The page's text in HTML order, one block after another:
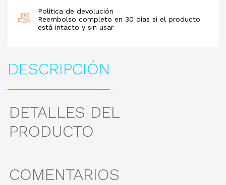
Política de devolución
Reembolso completo en 30 días si el producto
está intacto y sin usar
DESCRIPCIÓN
DETALLES DEL
PRODUCTO
COMENTARIOS